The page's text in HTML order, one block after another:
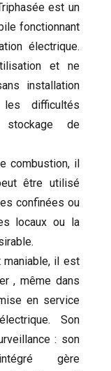
est un
fonctionnant
électrique.
et ne
installation
difficultés
stockage de
combustion, il
être utilisé
confinées ou
locaux ou la
maniable, il est
, même dans
en service
Son
: son
gère